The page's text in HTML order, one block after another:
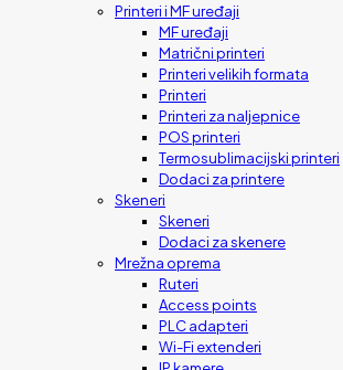
Printeri i MF uređaji
MF uređaji
Matrični printeri
Printeri velikih formata
Printeri
Printeri za naljepnice
POS printeri
Termosublimacijski printeri
Dodaci za printere
Skeneri
Skeneri
Dodaci za skenere
Mrežna oprema
Ruteri
Access points
PLC adapteri
Wi-Fi extenderi